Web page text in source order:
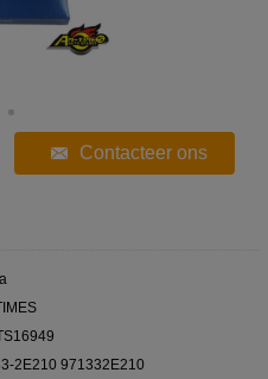
Contacteer ons
2E210 971332E210